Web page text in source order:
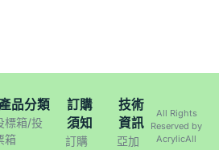
產品分類
標箱/投
箱
訂購
須知
訂購
技術
資訊
亞加
All Rights
Reserved by
AcrylicAll